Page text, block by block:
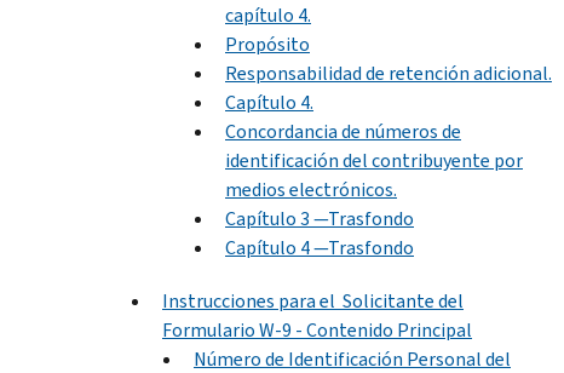
capítulo 4.
Propósito
Responsabilidad de retención adicional.
Capítulo 4.
Concordancia de números de
identificación del contribuyente por
medios electrónicos.
Capítulo 3 —Trasfondo
Capítulo 4 —Trasfondo
Instrucciones para el Solicitante del
Formulario W-9 - Contenido Principal
Número de Identificación Personal del